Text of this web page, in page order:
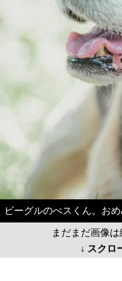
ビーグルのぺスくん。お
まだまだ画像は
↓ スクロ